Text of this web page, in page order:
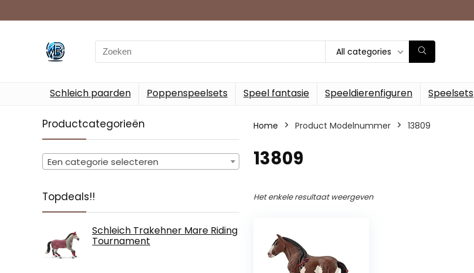
Search
for:
All categories
Schleich paarden Poppenspeelsets Speel fantasie Speeldierenfiguren Speelsets
Productcategorieën
Een categorie selecteren
Topdeals!!
Schleich Trakehner Mare Riding
Tournament
Home Product Modelnummer ‎13809
‎13809
Het enkele resultaat weergeven